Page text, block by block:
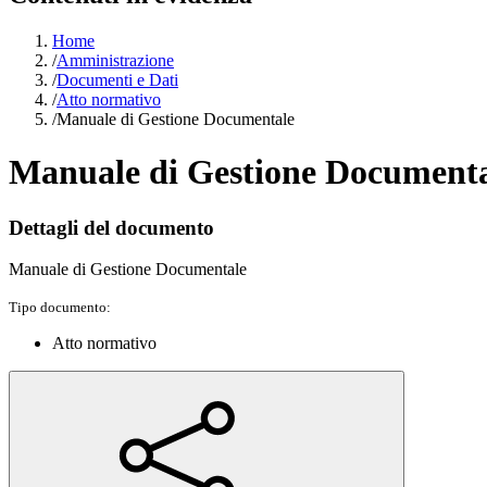
Home
/Amministrazione
/Documenti e Dati
/Atto normativo
/Manuale di Gestione Documentale
Manuale di Gestione
Dettagli del documento
Manuale di Gestione Documentale
Tipo documento:
Atto normativo